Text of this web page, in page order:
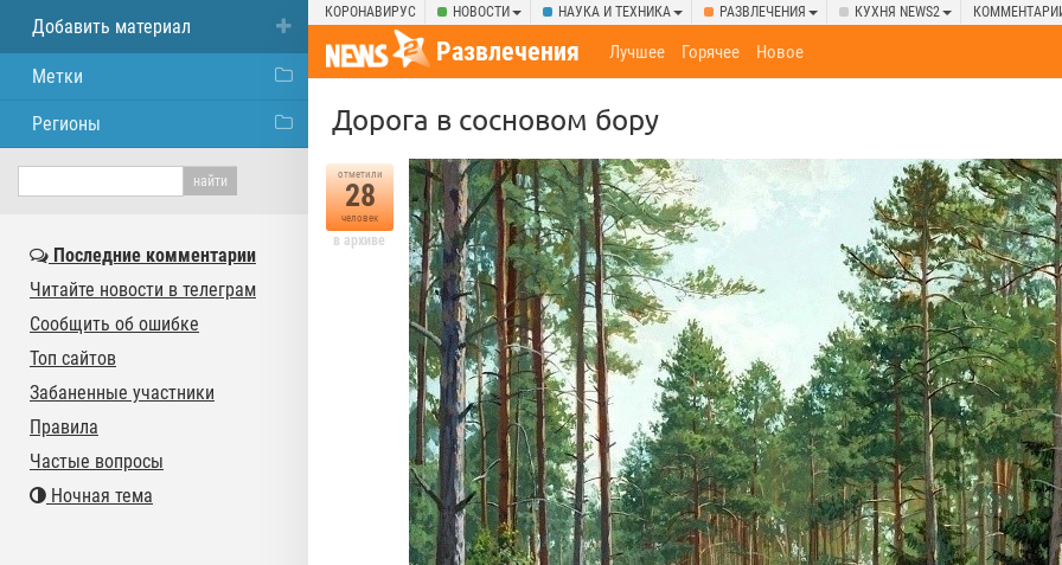
КОРОНАВИРУС НОВОСТИ НАУКА И ТЕХНИКА РАЗВЛЕЧЕНИЯ КУХНЯ NEWS2
Развлечения Лучшее Горячее Новое
Дорога в сосновом бору
отметили
28
человек
в архиве
Добавить материал
Метки
Регионы
Последние комментарии
Читайте новости в телеграм
Сообщить об ошибке
Топ сайтов
Забаненные участники
Правила
Частые вопросы
Ночная тема